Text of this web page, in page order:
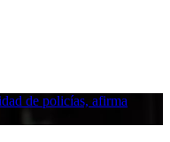
de policías, afirma